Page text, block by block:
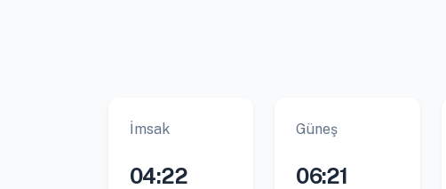
İmsak
04:22
Güneş
06:21